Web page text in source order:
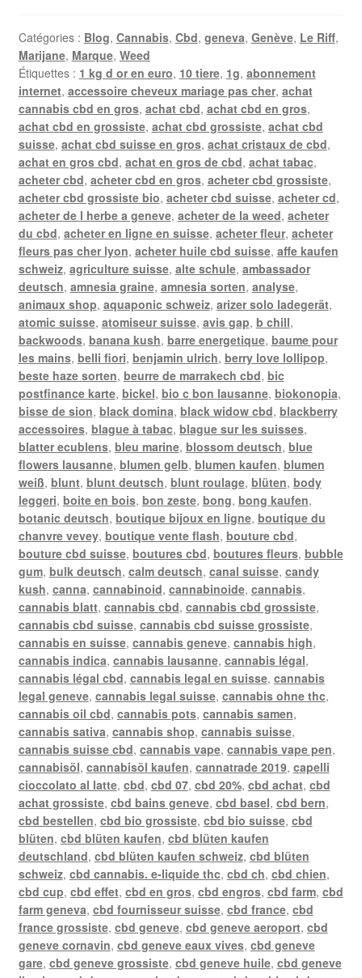
Catégories : Blog, Cannabis, Cbd, geneva, Genève, Le Riff,
Marijane, Marque, Weed
Étiquettes : 1 kg d or en euro, 10 tiere, 1g, abonnement
internet, accessoire cheveux mariage pas cher, achat
cannabis cbd en gros, achat cbd, achat cbd en gros,
achat cbd en grossiste, achat cbd grossiste, achat cbd
suisse, achat cbd suisse en gros, achat cristaux de cbd,
achat en gros cbd, achat en gros de cbd, achat tabac,
acheter cbd, acheter cbd en gros, acheter cbd grossiste,
acheter cbd grossiste bio, acheter cbd suisse, acheter cd,
acheter de l herbe a geneve, acheter de la weed, acheter
du cbd, acheter en ligne en suisse, acheter fleur, acheter
fleurs pas cher lyon, acheter huile cbd suisse, affe kaufen
schweiz, agriculture suisse, alte schule, ambassador
deutsch, amnesia graine, amnesia sorten, analyse,
animaux shop, aquaponic schweiz, arizer solo ladegerät,
atomic suisse, atomiseur suisse, avis gap, b chill,
backwoods, banana kush, barre energetique, baume pour
les mains, belli fiori, benjamin ulrich, berry love lollipop,
beste haze sorten, beurre de marrakech cbd, bic
postfinance karte, bickel, bio c bon lausanne, biokonopia,
bisse de sion, black domina, black widow cbd, blackberry
accessoires, blague à tabac, blague sur les suisses,
blatter ecublens, bleu marine, blossom deutsch, blue
flowers lausanne, blumen gelb, blumen kaufen, blumen
weiß, blunt, blunt deutsch, blunt roulage, blüten, body
leggeri, boite en bois, bon zeste, bong, bong kaufen,
botanic deutsch, boutique bijoux en ligne, boutique du
chanvre vevey, boutique vente flash, bouture cbd,
bouture cbd suisse, boutures cbd, boutures fleurs, bubble
gum, bulk deutsch, calm deutsch, canal suisse, candy
kush, canna, cannabinoid, cannabinoide, cannabis,
cannabis blatt, cannabis cbd, cannabis cbd grossiste,
cannabis cbd suisse, cannabis cbd suisse grossiste,
cannabis en suisse, cannabis geneve, cannabis high,
cannabis indica, cannabis lausanne, cannabis légal,
cannabis légal cbd, cannabis legal en suisse, cannabis
legal geneve, cannabis legal suisse, cannabis ohne thc,
cannabis oil cbd, cannabis pots, cannabis samen,
cannabis sativa, cannabis shop, cannabis suisse,
cannabis suisse cbd, cannabis vape, cannabis vape pen,
cannabisöl, cannabisöl kaufen, cannatrade 2019, capelli
cioccolato al latte, cbd, cbd 07, cbd 20%, cbd achat, cbd
achat grossiste, cbd bains geneve, cbd basel, cbd bern,
cbd bestellen, cbd bio grossiste, cbd bio suisse, cbd
blüten, cbd blüten kaufen, cbd blüten kaufen
deutschland, cbd blüten kaufen schweiz, cbd blüten
schweiz, cbd cannabis. e-liquide thc, cbd ch, cbd chien,
cbd cup, cbd effet, cbd en gros, cbd engros, cbd farm, cbd
farm geneva, cbd fournisseur suisse, cbd france, cbd
france grossiste, cbd geneve, cbd geneve aeroport, cbd
geneve cornavin, cbd geneve eaux vives, cbd geneve
gare, cbd geneve grossiste, cbd geneve huile, cbd geneve